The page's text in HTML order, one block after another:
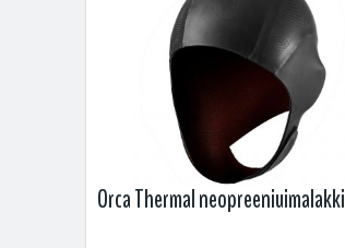
Orca Thermal neopreeniuimalakki